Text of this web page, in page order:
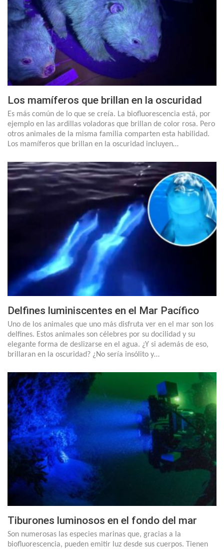
Los mamíferos que brillan en la oscuridad
Es más común de lo que se creía. La biofluorescencia está, por
ejemplo en las ardillas voladoras que brillan de color rosa. Pero
otros animales de la misma familia comparten esta habilidad.
Los mamíferos que brillan en la oscuridad incluyen…
Delfines luminiscentes en el Mar Pacífico
Uno de los animales que uno más disfruta ver en el mar son los
delfines. Estos animales son célebres por su docilidad y su
elegante forma de deslizarse en el agua. ¿Y si además de eso,
brillaran en la oscuridad? ¿No sería insólito y…
Tiburones luminosos en el fondo del mar
Son numerosas las especies marinas que, gracias a la
biofluorescencia, pueden emitir luz desde sus cuerpos. Tienen